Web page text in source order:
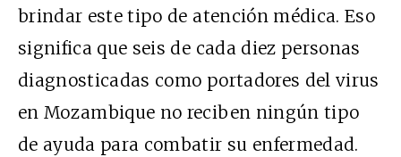
brindar este tipo de atención médica. Eso
significa que seis de cada diez personas
diagnosticadas como portadores del virus
en Mozambique no reciben ningún tipo
de ayuda para combatir su enfermedad.